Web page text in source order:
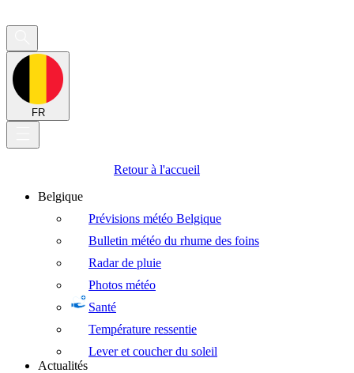
FR
Retour à l'accueil
Belgique
Prévisions météo Belgique
Bulletin météo du rhume des foins
Radar de pluie
Photos météo
Santé
Température ressentie
Lever et coucher du soleil
Actualités